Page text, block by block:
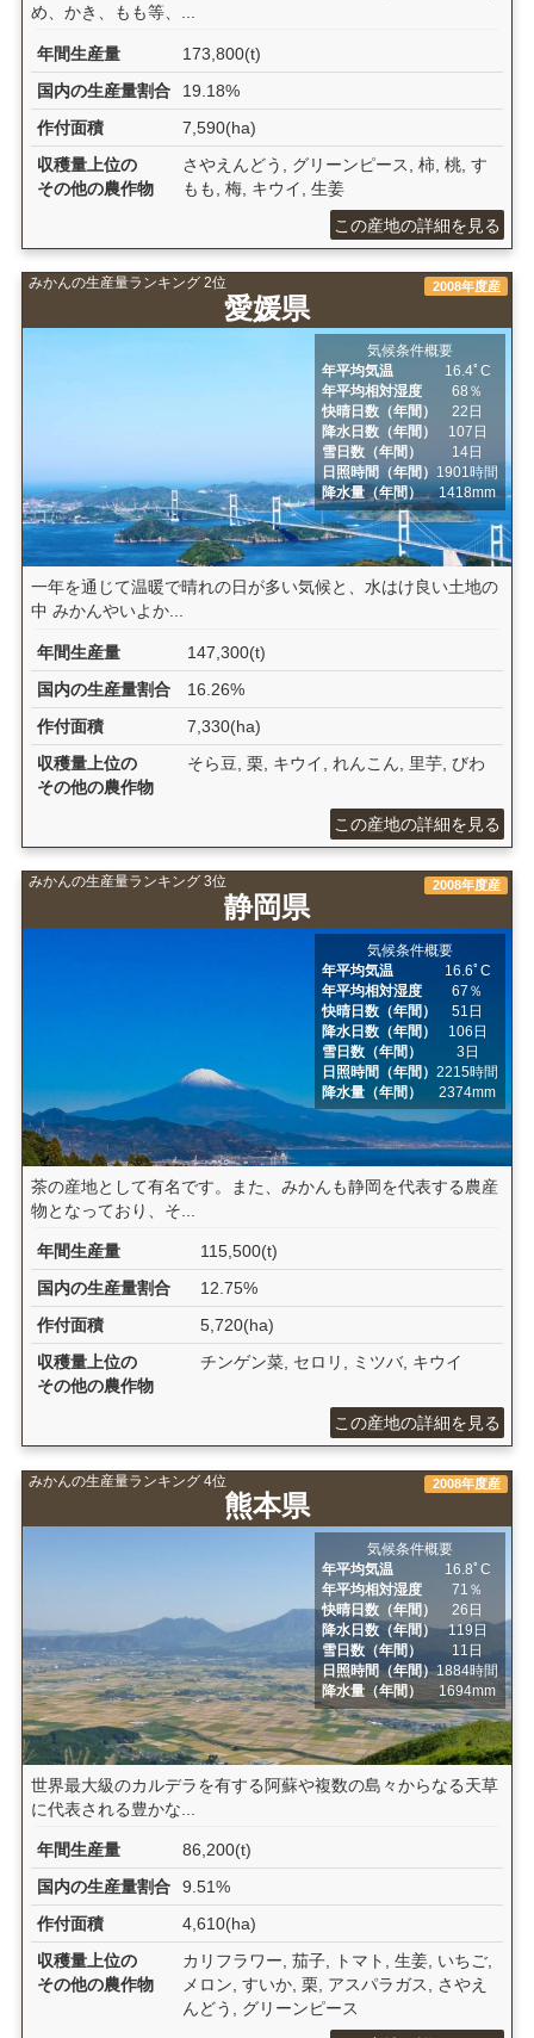
め、かき、もも等、...
年間生産量
173,800(t)
国内の生産量割合
19.18%
作付面積
7,590(ha)
収穫量上位の
その他の農作物
さやえんどう, グリーンピース, 柿, 桃, す
もも, 梅, キウイ, 生姜
この産地の詳細を見る
みかんの生産量ランキング 2位
愛媛県
2008年度産
気候条件概要
年平均気温
16.4ﾟC
年平均相対湿度
68％
快晴日数（年間）
22日
降水日数（年間）
107日
雪日数（年間）
14日
日照時間（年間） 1901時間
降水量（年間）
1418mm
一年を通じて温暖で晴れの日が多い気候と、水はけ良い土地の
中 みかんやいよか...
年間生産量
147,300(t)
国内の生産量割合
16.26%
作付面積
7,330(ha)
収穫量上位の
その他の農作物
そら豆, 栗, キウイ, れんこん, 里芋, びわ
この産地の詳細を見る
みかんの生産量ランキング 3位
静岡県
2008年度産
気候条件概要
年平均気温
16.6ﾟC
年平均相対湿度
67％
快晴日数（年間）
51日
降水日数（年間）
106日
雪日数（年間）
3日
日照時間（年間）2215時間
降水量（年間）
2374mm
茶の産地として有名です。また、みかんも静岡を代表する農産
物となっており、そ...
年間生産量
115,500(t)
国内の生産量割合
12.75%
作付面積
5,720(ha)
収穫量上位の
その他の農作物
チンゲン菜, セロリ, ミツバ, キウイ
この産地の詳細を見る
みかんの生産量ランキング 4位
熊本県
2008年度産
気候条件概要
年平均気温
16.8ﾟC
年平均相対湿度
71％
快晴日数（年間）
26日
降水日数（年間）
119日
雪日数（年間）
11日
日照時間（年間）1884時間
降水量（年間）
1694mm
世界最大級のカルデラを有する阿蘇や複数の島々からなる天草
に代表される豊かな...
年間生産量
86,200(t)
国内の生産量割合
9.51%
作付面積
4,610(ha)
収穫量上位の
その他の農作物
カリフラワー, 茄子, トマト, 生姜, いちご,
メロン, すいか, 栗, アスパラガス, さやえ
んどう, グリーンピース